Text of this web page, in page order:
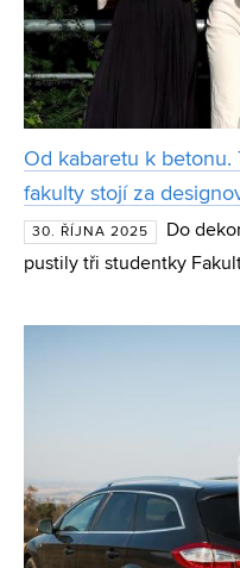
Od kabaretu k betonu.
fakulty stojí za
30. ŘÍJNA 2025
Do
pustily tři studentky
Entrepreneurship and